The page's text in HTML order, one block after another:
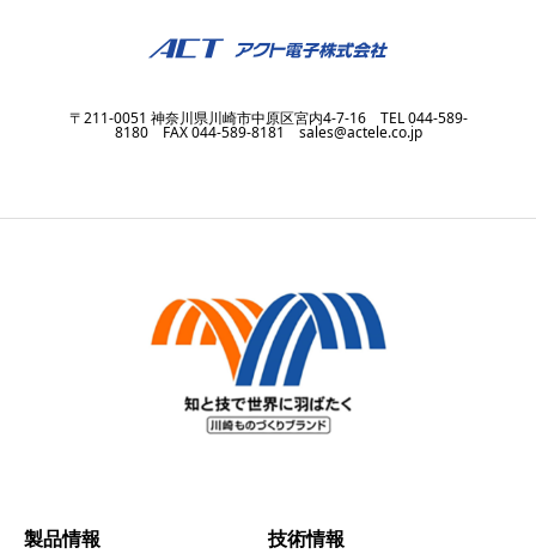
〒211-0051 神奈川県川崎市中原区宮内4-7-16 TEL 044-589-
8180 FAX 044-589-8181 sales@actele.co.jp
製品情報 技術情報